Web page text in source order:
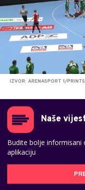
IZVOR: ARENASPORT 1/
Naše
Budite bolje informisani
aplikaciju